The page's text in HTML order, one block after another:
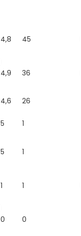
4,8 45
4,9 36
4,6 26
5 1
5 1
1 1
0 0